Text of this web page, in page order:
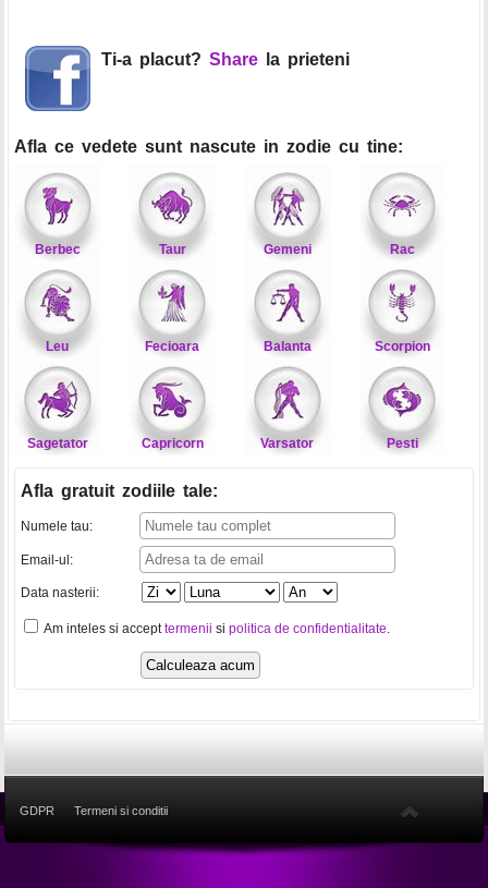
Ti-a placut? Share la prieteni
Afla ce vedete sunt nascute in zodie cu tine:
Berbec Taur Gemeni Rac
Leu Fecioara Balanta Scorpion
Sagetator Capricorn Varsator Pesti
Afla gratuit zodiile tale:
Numele tau:
Email-ul:
Data nasterii:
Am inteles si accepttermenii si politica de confidentialitate.
GDPR Termeni si conditii